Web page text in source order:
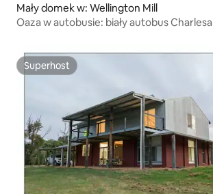
Mały domek w: Wellington Mill
Oaza w autobusie: biały autobus Charlesa
Superhost
Superhost